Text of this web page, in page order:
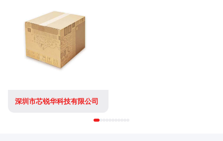
深圳市芯锐华科技有限公司